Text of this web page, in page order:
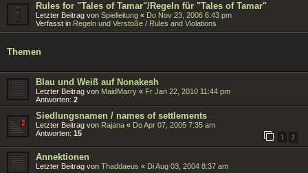
Rules for "Tales of Tamar"/Regeln für "Tales of Tamar"
Letzter Beitrag von Spielleitung « Do Nov 23, 2006 6:43 pm
Verfasst in Regeln und Verstöße / Rules and Violations
Themen
Blau und Weiß auf Nonakesh
Letzter Beitrag von MaidMarry « Fr Jan 22, 2010 11:44 pm
Antworten: 2
Siedlungsnamen / names of settlements
Letzter Beitrag von Rajana « Do Apr 07, 2005 7:35 am
Antworten: 15
1 2
Annektionen
Letzter Beitrag von Thaddaeus « Di Aug 03, 2004 8:37 am